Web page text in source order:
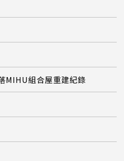
MIHU組合屋重建紀錄